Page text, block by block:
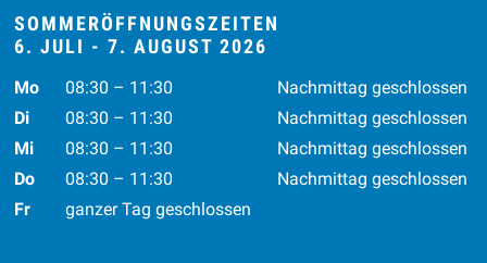
SOMMERÖFFNUNGSZEITEN
6. JULI - 7. AUGUST 2026
Wochentag Vormittag Nachmittag
Mo 08:30 – 11:30
Nachmittag geschlossen
Di
08:30 – 11:30
Nachmittag geschlossen
Mi
08:30 – 11:30
Nachmittag geschlossen
Do
08:30 – 11:30
Nachmittag geschlossen
Fr
ganzer Tag geschlossen